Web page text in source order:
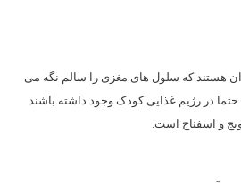
هستند که سلول های مغزی را سالم نگه می
در رژیم غذایی کودک وجود داشته باشند
و اسفناج است.